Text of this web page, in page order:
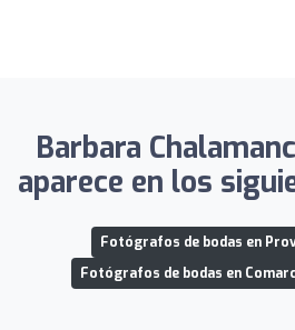
Barbara
aparece en los
Fotógrafos de bodas en
Fotógrafos de bodas en